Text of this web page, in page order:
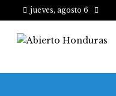
jueves, agosto 6